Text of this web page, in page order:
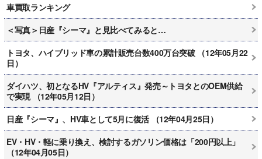
車買取ランキング
＜写真＞日産『シーマ』と見比べてみると…
トヨタ、ハイブリッド車の累計販売台数400万台突破 （12年05月22
日）
ダイハツ、初となるHV『アルティス』発売～トヨタとのOEM供給
で実現 （12年05月12日）
日産『シーマ』、HV車として5月に復活 （12年04月25日）
EV・HV・軽に乗り換え、検討するガソリン価格は「200円以上」
（12年04月05日）